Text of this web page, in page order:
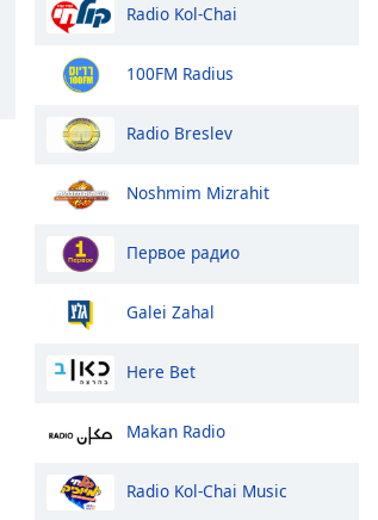
Radio Kol-Chai
100FM Radius
Radio Breslev
Noshmim Mizrahit
Первое радио
Galei Zahal
Here Bet
Makan Radio
Radio Kol-Chai Music